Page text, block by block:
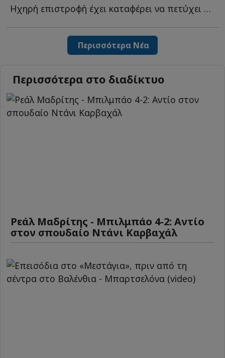
Ηχηρή επιστροφή έχει καταφέρει να πετύχει ο Αλέξης Τ...
Περισσότερα Νέα
Περισσότερα στο διαδίκτυο
Ρεάλ Μαδρίτης - Μπιλμπάο 4-2: Αντίο
στον σπουδαίο Ντάνι Καρβαχάλ